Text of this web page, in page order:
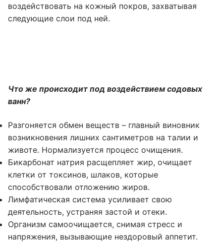
воздействовать на кожный покров, захватывая
следующие слои под ней.
Что же происходит под воздействием содовых
ванн?
Разгоняется обмен веществ – главный виновник
возникновения лишних сантиметров на талии и
животе. Нормализуется процесс очищения.
Бикарбонат натрия расщепляет жир, очищает
клетки от токсинов, шлаков, которые
способствовали отложению жиров.
Лимфатическая система усиливает свою
деятельность, устраняя застой и отеки.
Организм самоочищается, снимая стресс и
напряжения, вызывающие нездоровый аппетит.